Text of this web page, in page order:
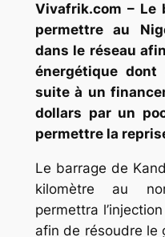
Vivafrik.com – Le
permettre au
dans le réseau
énergétique dont
suite à un
dollars par un
permettre la
Le barrage de
kilomètre au
permettra
afin de résoudre le